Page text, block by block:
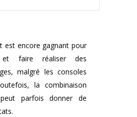
est encore gagnant pour
et faire réaliser des
malgré les consoles
la combinaison
parfois donner de